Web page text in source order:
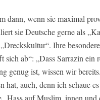
dann, wenn sie maximal
sie Deutsche gerne als
Ihre
ab“: „Dass Sarrazin ein
genug ist, wissen wir
hat, auch, denn ich schaue
auf Muslim_innen und